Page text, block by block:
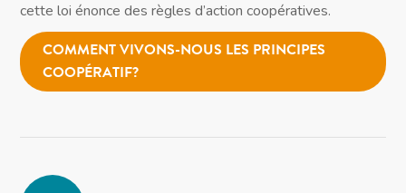
cette loi énonce des règles d’action coopératives.
COMMENT VIVONS-NOUS LES PRINCIPES
COOPÉRATIF?